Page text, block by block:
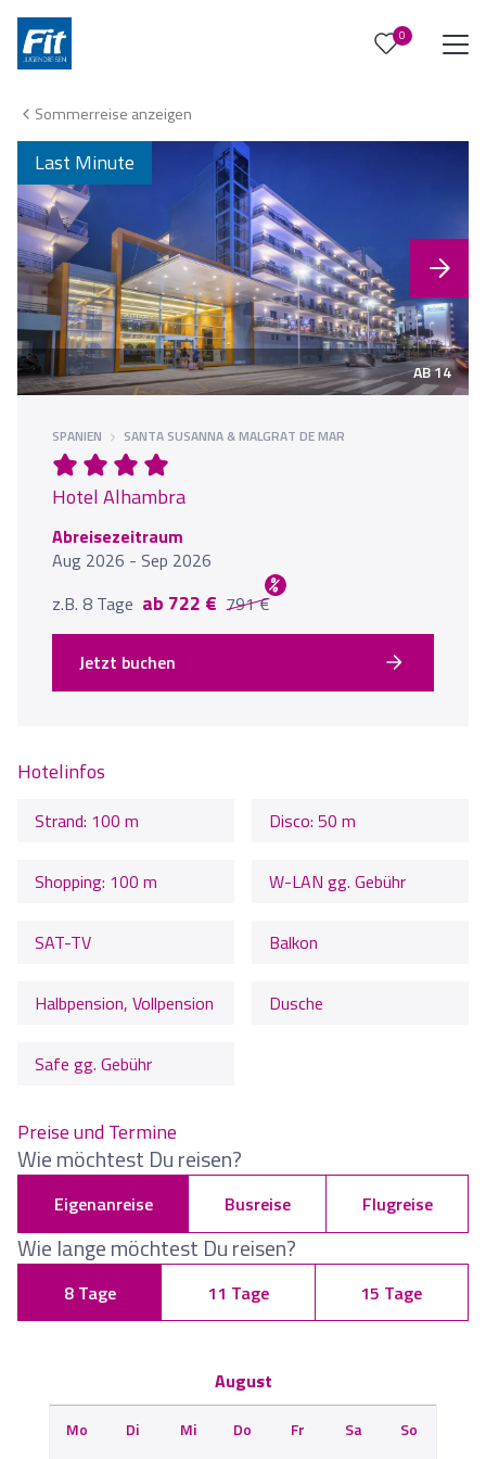
0
Keine Reisen auf der Merkliste
Sommerreise anzeigen
Last Minute
AB 14
SPANIEN SANTA SUSANNA & MALGRAT DE MAR
Hotel Alhambra
Abreisezeitraum
Aug 2026 - Sep 2026
z.B. 8 Tage ab 722 € 791 €
%
Jetzt buchen
Hotelinfos
Strand: 100 m Disco: 50 m
Shopping: 100 m W-LAN gg. Gebühr
SAT-TV Balkon
Halbpension, Vollpension Dusche
Safe gg. Gebühr
Preise und Termine
Wie möchtest Du reisen?
Eigenanreise Busreise Flugreise
Wie lange möchtest Du reisen?
8 Tage 11 Tage 15 Tage
August
Mo Di Mi Do Fr Sa So